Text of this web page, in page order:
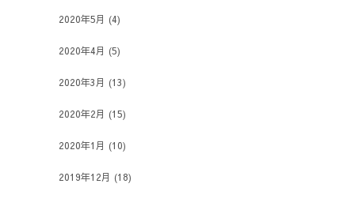
2020年5月 (4)
2020年4月 (5)
2020年3月 (13)
2020年2月 (15)
2020年1月 (10)
2019年12月 (18)